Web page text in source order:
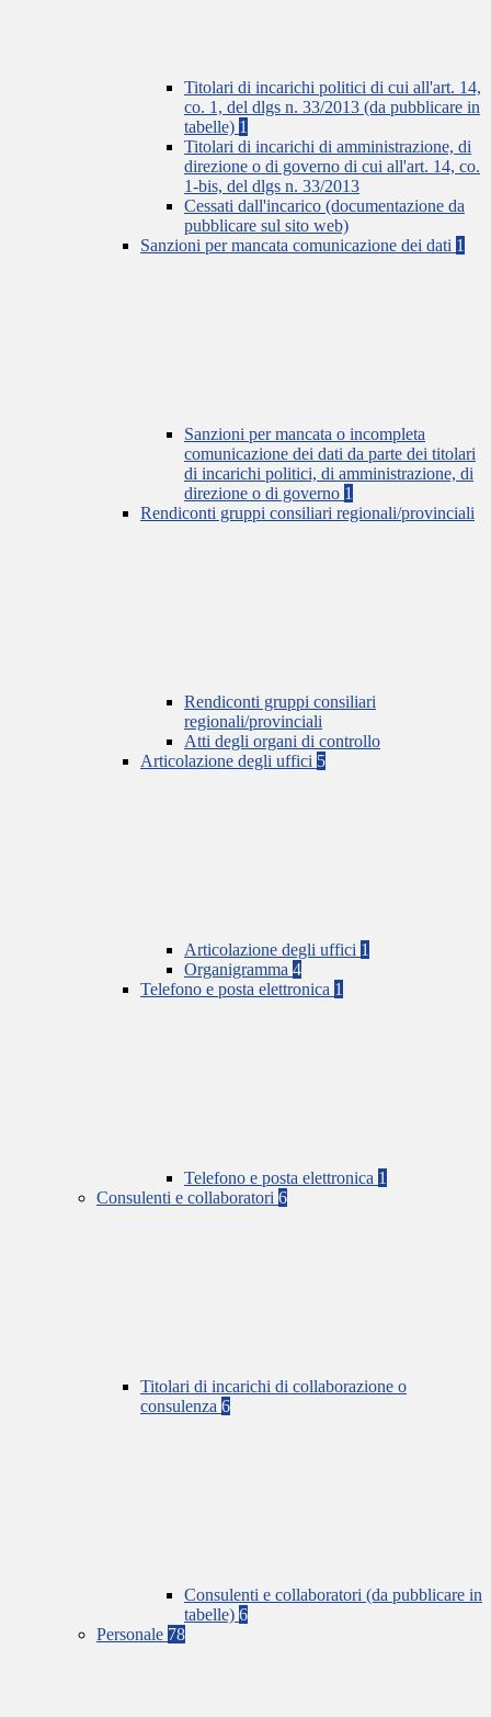
Titolari di incarichi politici di cui all'art. 14,
co. 1, del dlgs n. 33/2013 (da pubblicare in
tabelle) 1
Titolari di incarichi di amministrazione, di
direzione o di governo di cui all'art. 14, co.
1-bis, del dlgs n. 33/2013
Cessati dall'incarico (documentazione da
pubblicare sul sito web)
Sanzioni per mancata comunicazione dei dati 1
Sanzioni per mancata o incompleta
comunicazione dei dati da parte dei titolari
di incarichi politici, di amministrazione, di
direzione o di governo 1
Rendiconti gruppi consiliari regionali/provinciali
Rendiconti gruppi consiliari
regionali/provinciali
Atti degli organi di controllo
Articolazione degli uffici 5
Articolazione degli uffici 1
Organigramma 4
Telefono e posta elettronica 1
Telefono e posta elettronica 1
Consulenti e collaboratori 6
Titolari di incarichi di collaborazione o
consulenza 6
Consulenti e collaboratori (da pubblicare in
tabelle) 6
Personale 78